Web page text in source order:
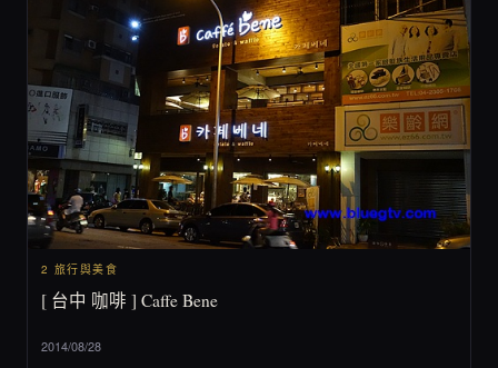
2 旅行與美食
[ 台中 咖啡 ] Caffe Bene
2014/08/28